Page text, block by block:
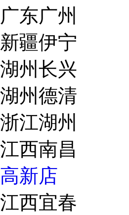
广东广州
新疆伊宁
湖州长兴
湖州德清
浙江湖州
江西南昌
高新店
江西宜春